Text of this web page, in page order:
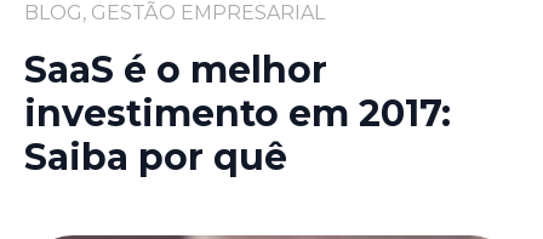
BLOG, GESTÃO EMPRESARIAL
SaaS é o melhor
investimento em 2017:
Saiba por quê